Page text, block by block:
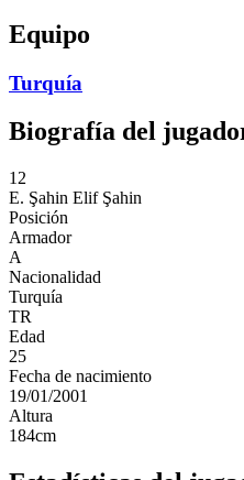
Equipo
Turquía
Biografía del
12
E. Şahin Elif Şahin
Posición
Armador
A
Nacionalidad
Turquía
TR
Edad
25
Fecha de nacimiento
19/01/2001
Altura
184cm